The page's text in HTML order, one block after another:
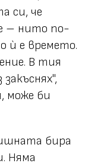
си, че
– нито по-
ѝ е времето.
В тия
закъснях",
може би
бира
Няма